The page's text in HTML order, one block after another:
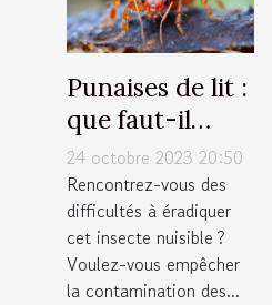
Punaises de lit :
que faut-il
savoir sur la
lutte
antiparasitaire ?
24 octobre 2023 20:50
Rencontrez-vous des
difficultés à éradiquer
cet insecte nuisible ?
Voulez-vous empêcher
la contamination des...